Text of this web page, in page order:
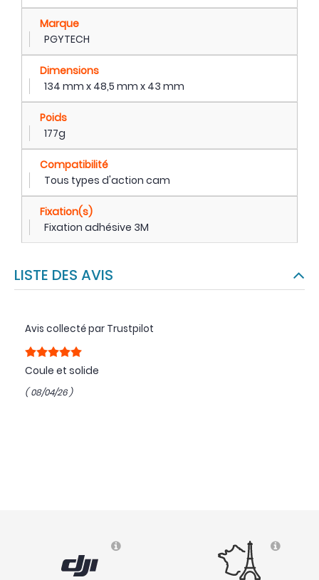
Marque
PGYTECH
Dimensions
134 mm x 48,5 mm x 43 mm
Poids
177g
Compatibilité
Tous types d'action cam
Fixation(s)
Fixation adhésive 3M
LISTE DES AVIS
Avis collecté par Trustpilot
Coule et solide
( 08/04/26 )